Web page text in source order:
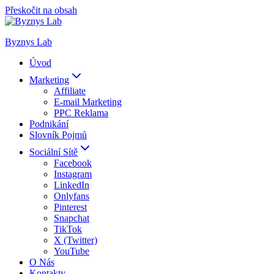
Přeskočit na obsah
Byznys Lab
Úvod
Marketing
Affiliate
E-mail Marketing
PPC Reklama
Podnikání
Slovník Pojmů
Sociální Sítě
Facebook
Instagram
LinkedIn
Onlyfans
Pinterest
Snapchat
TikTok
X (Twitter)
YouTube
O Nás